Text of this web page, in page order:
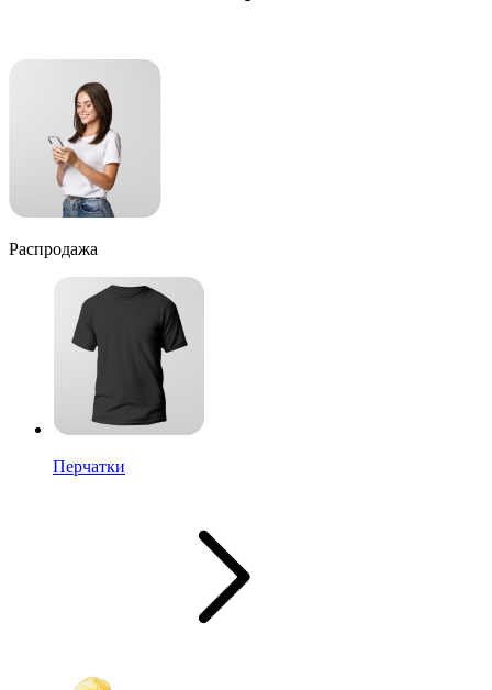
Распродажа
Перчатки